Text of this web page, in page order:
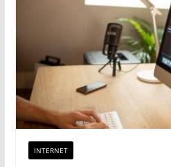
INTERNET